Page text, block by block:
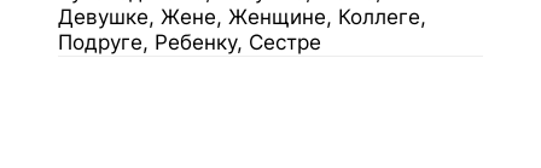
Девушке, Жене, Женщине, Коллеге,
Подруге, Ребенку, Сестре